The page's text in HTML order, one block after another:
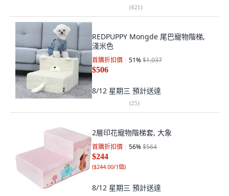
(621)
REDPUPPY Mongde 尾巴寵物階梯,
淺米色
首購折扣價 51%$1,037
$506
8/12 星期三 預計送達
(25)
2層印花寵物階梯套, 大象
首購折扣價 56%$564
$244
($244.00/1個)
8/12 星期三 預計送達